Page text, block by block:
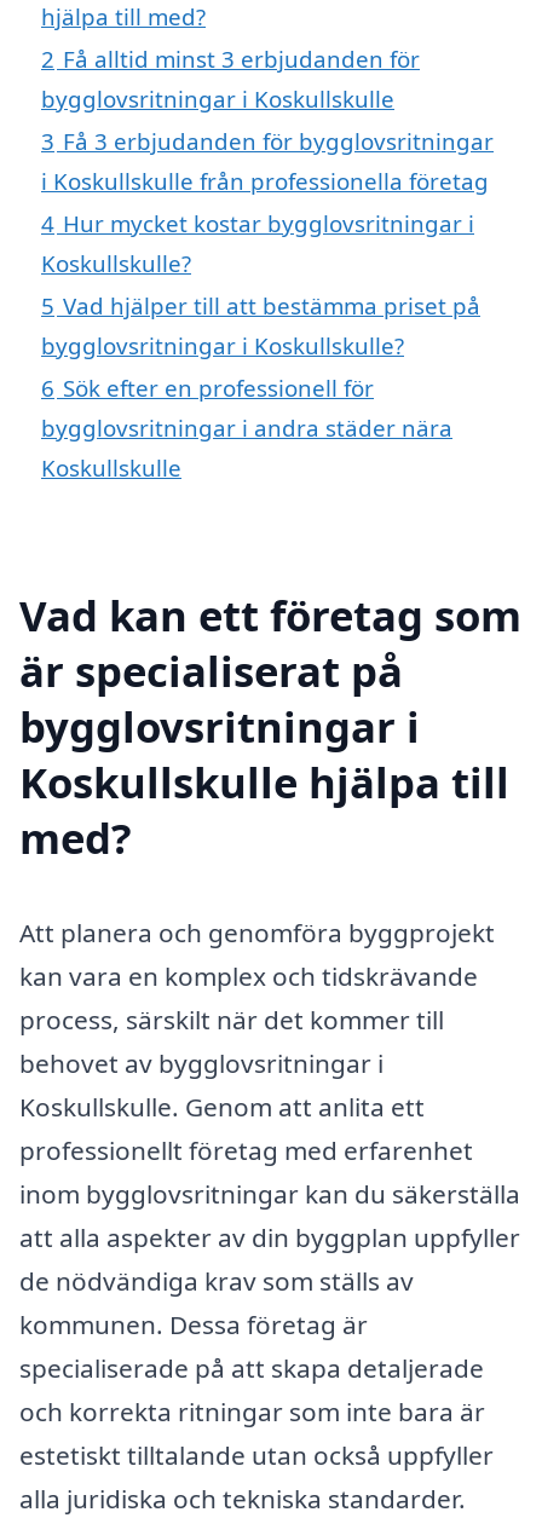
hjälpa till med?
2 Få alltid minst 3 erbjudanden för
bygglovsritningar i Koskullskulle
3 Få 3 erbjudanden för bygglovsritningar
i Koskullskulle från professionella företag
4 Hur mycket kostar bygglovsritningar i
Koskullskulle?
5 Vad hjälper till att bestämma priset på
bygglovsritningar i Koskullskulle?
6 Sök efter en professionell för
bygglovsritningar i andra städer nära
Koskullskulle
Vad kan ett företag som
är specialiserat på
bygglovsritningar i
Koskullskulle hjälpa till
med?
Att planera och genomföra byggprojekt
kan vara en komplex och tidskrävande
process, särskilt när det kommer till
behovet av bygglovsritningar i
Koskullskulle. Genom att anlita ett
professionellt företag med erfarenhet
inom bygglovsritningar kan du säkerställa
att alla aspekter av din byggplan uppfyller
de nödvändiga krav som ställs av
kommunen. Dessa företag är
specialiserade på att skapa detaljerade
och korrekta ritningar som inte bara är
estetiskt tilltalande utan också uppfyller
alla juridiska och tekniska standarder.